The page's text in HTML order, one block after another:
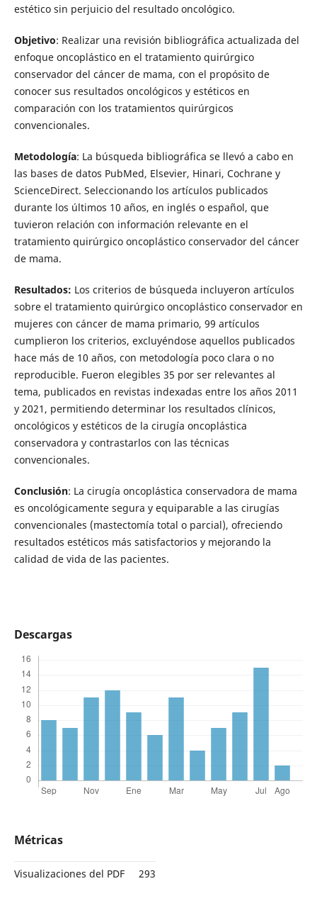
estético sin perjuicio del resultado oncológico.
Objetivo: Realizar una revisión bibliográfica actualizada del
enfoque oncoplástico en el tratamiento quirúrgico
conservador del cáncer de mama, con el propósito de
conocer sus resultados oncológicos y estéticos en
comparación con los tratamientos quirúrgicos
convencionales.
Metodología: La búsqueda bibliográfica se llevó a cabo en
las bases de datos PubMed, Elsevier, Hinari, Cochrane y
ScienceDirect. Seleccionando los artículos publicados
durante los últimos 10 años, en inglés o español, que
tuvieron relación con información relevante en el
tratamiento quirúrgico oncoplástico conservador del cáncer
de mama.
Resultados: Los criterios de búsqueda incluyeron artículos
sobre el tratamiento quirúrgico oncoplástico conservador en
mujeres con cáncer de mama primario, 99 artículos
cumplieron los criterios, excluyéndose aquellos publicados
hace más de 10 años, con metodología poco clara o no
reproducible. Fueron elegibles 35 por ser relevantes al
tema, publicados en revistas indexadas entre los años 2011
y 2021, permitiendo determinar los resultados clínicos,
oncológicos y estéticos de la cirugía oncoplástica
conservadora y contrastarlos con las técnicas
convencionales.
Conclusión: La cirugía oncoplástica conservadora de mama
es oncológicamente segura y equiparable a las cirugías
convencionales (mastectomía total o parcial), ofreciendo
resultados estéticos más satisfactorios y mejorando la
calidad de vida de las pacientes.
Descargas
Métricas
Visualizaciones del PDF 293